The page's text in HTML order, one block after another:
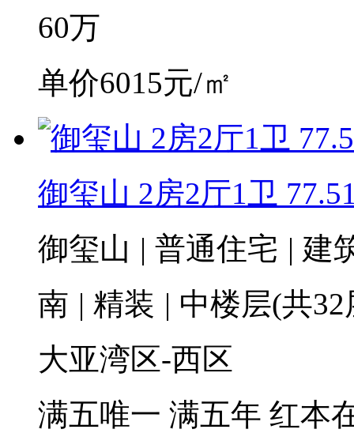
60万
单价6015元/㎡
御玺山 2房2厅1卫
御玺山 | 普通住宅 | 建
南 | 精装 | 中楼层(共
大亚湾区-西区
满五唯一 满五年 红本